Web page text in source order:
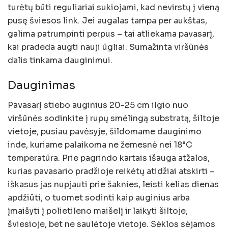
turėtų būti reguliariai sukiojami, kad nevirstų į vieną
pusę šviesos link. Jei augalas tampa per aukštas,
galima patrumpinti perpus – tai atliekama pavasarį,
kai pradeda augti nauji ūgliai. Sumažinta viršūnės
dalis tinkama dauginimui.
Dauginimas
Pavasarį stiebo auginius 20-25 cm ilgio nuo
viršūnės sodinkite į rupų smėlingą substratą, šiltoje
vietoje, pusiau pavėsyje, šildomame dauginimo
inde, kuriame palaikoma ne žemesnė nei 18°C
temperatūra. Prie pagrindo kartais išauga atžalos,
kurias pavasario pradžioje reikėtų atidžiai atskirti –
iškasus jas nupjauti prie šaknies, leisti kelias dienas
apdžiūti, o tuomet sodinti kaip auginius arba
įmaišyti į polietileno maišelį ir laikyti šiltoje,
šviesioje, bet ne saulėtoje vietoje. Sėklos sėjamos